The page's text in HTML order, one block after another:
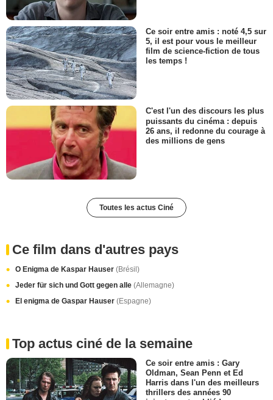
Ce soir entre amis : noté 4,5 sur
5, il est pour vous le meilleur
film de science-fiction de tous
les temps !
C'est l'un des discours les plus
puissants du cinéma : depuis
26 ans, il redonne du courage à
des millions de gens
Toutes les actus Ciné
Ce film dans d'autres pays
O Enigma de Kaspar Hauser (Brésil)
Jeder für sich und Gott gegen alle (Allemagne)
El enigma de Gaspar Hauser (Espagne)
Top actus ciné de la semaine
Ce soir entre amis : Gary
Oldman, Sean Penn et Ed
Harris dans l'un des meilleurs
thrillers des années 90